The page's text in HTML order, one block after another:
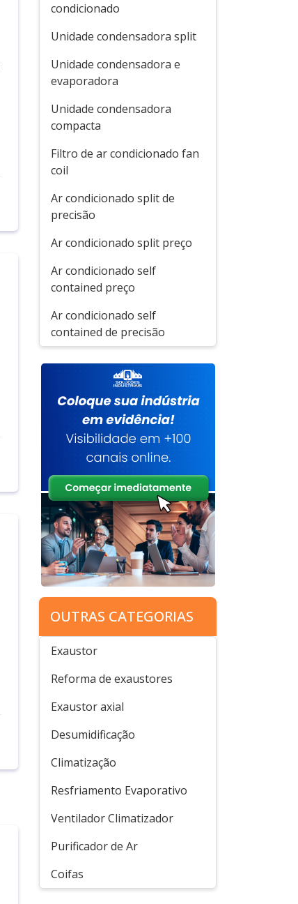
condicionado
Unidade condensadora split
Unidade condensadora e
evaporadora
Unidade condensadora
compacta
Filtro de ar condicionado fan
coil
Ar condicionado split de
precisão
Ar condicionado split preço
Ar condicionado self
contained preço
Ar condicionado self
contained de precisão
OUTRAS CATEGORIAS
Exaustor
Reforma de exaustores
Exaustor axial
Desumidificação
Climatização
Resfriamento Evaporativo
Ventilador Climatizador
Purificador de Ar
Coifas